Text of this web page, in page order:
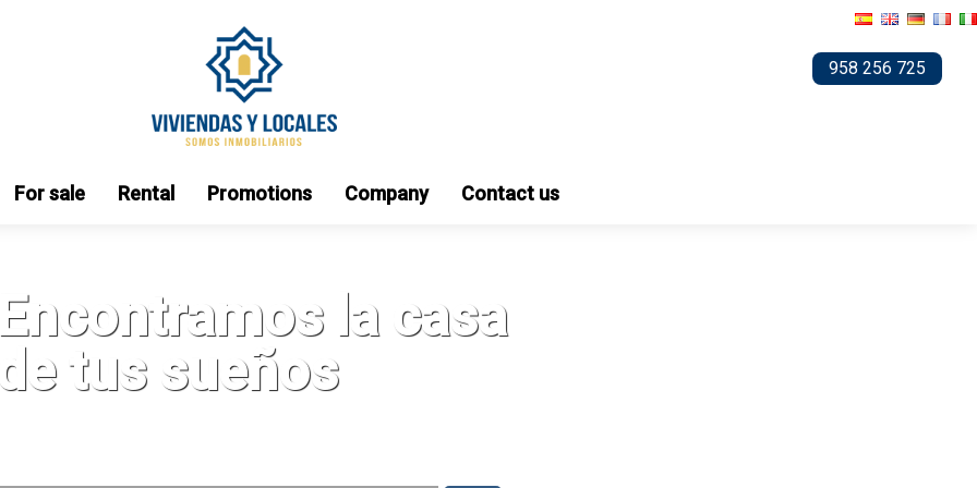
958 256 725
For sale Rental Promotions Company Contact us
la casa
tus sueños